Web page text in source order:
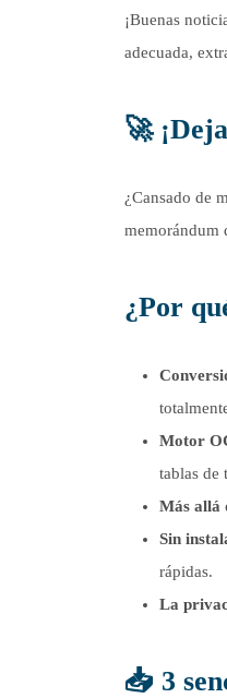
¡Buenas
adecuada,
🚀
¿Cansado de
memorándum
¿Por
Motor
tablas de
Más allá
Sin
rápidas.
La
📥 3